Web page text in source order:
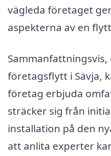
vägleda företaget
aspekterna av en
företagsflytt i Sävja,
företag erbjuda
sträcker sig från
installation på den
att anlita experter